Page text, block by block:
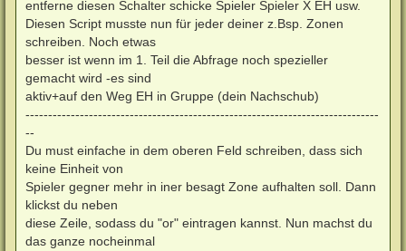
entferne diesen Schalter schicke Spieler Spieler X EH usw.
Diesen Script musste nun für jeder deiner z.Bsp. Zonen
schreiben. Noch etwas
besser ist wenn im 1. Teil die Abfrage noch spezieller
gemacht wird -es sind
aktiv+auf den Weg EH in Gruppe (dein Nachschub)
------------------------------------------------------------------------------
--
Du must einfache in dem oberen Feld schreiben, dass sich
keine Einheit von
Spieler gegner mehr in iner besagt Zone aufhalten soll. Dann
klickst du neben
diese Zeile, sodass du "or" eintragen kannst. Nun machst du
das ganze nocheinmal